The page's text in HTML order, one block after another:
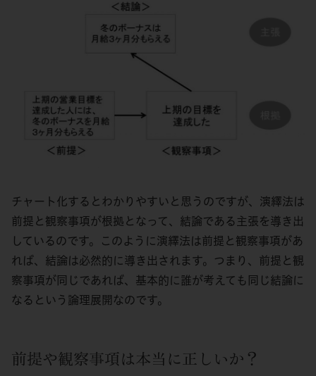
チャート化するとわかりやすいと思うのですが、演繹法は
前提と観察事項が根拠となって、結論である主張を導き出
しているのです。このように演繹法は前提と観察事項があ
れば、結論は必然的に導き出されます。つまり、前提と観
察事項が同じであれば、基本的に誰が考えても同じ結論に
なるという論理展開なのです。
前提や観察事項は本当に正しいか？